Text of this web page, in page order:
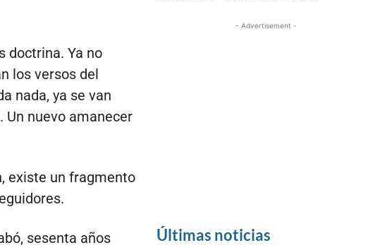
doctrina. Ya no
los versos del
nada, ya se van
Un nuevo amanecer
existe un fragmento
sesenta años
- Advertisement -
Últimas noticias